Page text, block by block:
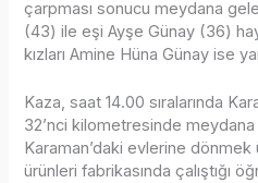
çarpması sonucu meydana
(43) ile eşi Ayşe Günay (36)
kızları Amine Hüna Günay ise
Kaza, saat 14.00 sıralarında
32’nci kilometresinde meydana
Karaman’daki evlerine
ürünleri fabrikasında çalıştığı